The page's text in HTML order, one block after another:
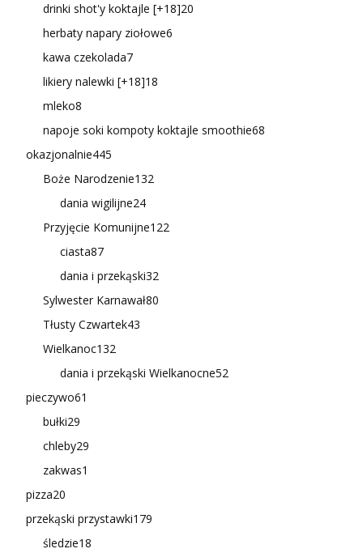
drinki shot'y koktajle [+18]20
herbaty napary ziołowe6
kawa czekolada7
likiery nalewki [+18]18
mleko8
napoje soki kompoty koktajle smoothie68
okazjonalnie445
Boże Narodzenie132
dania wigilijne24
Przyjęcie Komunijne122
ciasta87
dania i przekąski32
Sylwester Karnawał80
Tłusty Czwartek43
Wielkanoc132
dania i przekąski Wielkanocne52
pieczywo61
bułki29
chleby29
zakwas1
pizza20
przekąski przystawki179
śledzie18